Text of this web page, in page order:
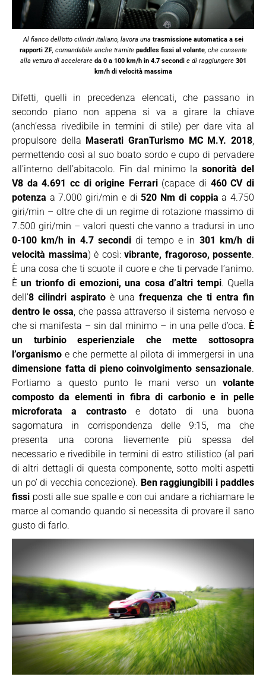
Al fianco dell’otto cilindri italiano, lavora una trasmissione automatica a sei
rapporti ZF, comandabile anche tramite paddles fissi al volante, che consente
alla vettura di accelerare da 0 a 100 km/h in 4.7 secondie di raggiungere 301
km/h di velocità massima
Difetti, quelli in precedenza elencati, che passano in
secondo piano non appena si va a girare la chiave
(anch’essa rivedibile in termini di stile) per dare vita al
propulsore della Maserati GranTurismo MC M.Y. 2018
permettendo così al suo boato sordo e cupo di pervadere
all’interno dell’abitacolo. Fin dal minimo la sonorità del
V8 da 4.691 cc di origine Ferrari(capace di 460 CV di
potenza a 7.000 giri/min e di520 Nm di coppia a 4.750
giri/min – oltre che di un regime di rotazione massimo di
7.500 giri/min – valori questi che vanno a tradursi in uno
0-100 km/h in 4.7 secondidi tempo e in 301 km/h di
velocità massima) è così: vibrante, fragoroso, possente.
È una cosa che ti scuote il cuore e che ti pervade l’animo.
È un trionfo di emozioni, una cosa d’altri tempi. Quella
dell’8 cilindri aspirato è una frequenza che ti entra fin
dentro le ossa , che passa attraverso il sistema nervoso e
che si manifesta – sin dal minimo – in una pelle d’oca. È
un turbinio esperienziale che mette sottosopra
l’organismo e che permette al pilota di immergersi in una
dimensione fatta di pieno coinvolgimento sensazionale.
Portiamo a questo punto le mani verso un volante
composto da elementi in fibra di carbonio e in pelle
microforata a contrastoe dotato di una buona
sagomatura in corrispondenza delle 9:15, ma che
presenta una corona lievemente più spessa del
necessario e rivedibile in termini di estro stilistico (al pari
di altri dettagli di questa componente, sotto molti aspetti
un po’ di vecchia concezione). Ben raggiungibili i paddles
fissi posti alle sue spalle e con cui andare a richiamare le
marce al comando quando si necessita di provare il sano
gusto di farlo.